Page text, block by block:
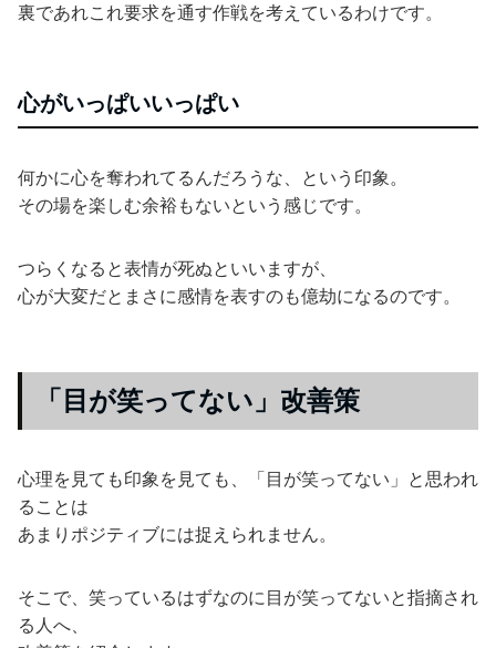
裏であれこれ要求を通す作戦を考えているわけです。
心がいっぱいいっぱい
何かに心を奪われてるんだろうな、という印象。
その場を楽しむ余裕もないという感じです。
つらくなると表情が死ぬといいますが、
心が大変だとまさに感情を表すのも億劫になるのです。
「目が笑ってない」改善策
心理を見ても印象を見ても、「目が笑ってない」と思われ
ることは
あまりポジティブには捉えられません。
そこで、笑っているはずなのに目が笑ってないと指摘され
る人へ、